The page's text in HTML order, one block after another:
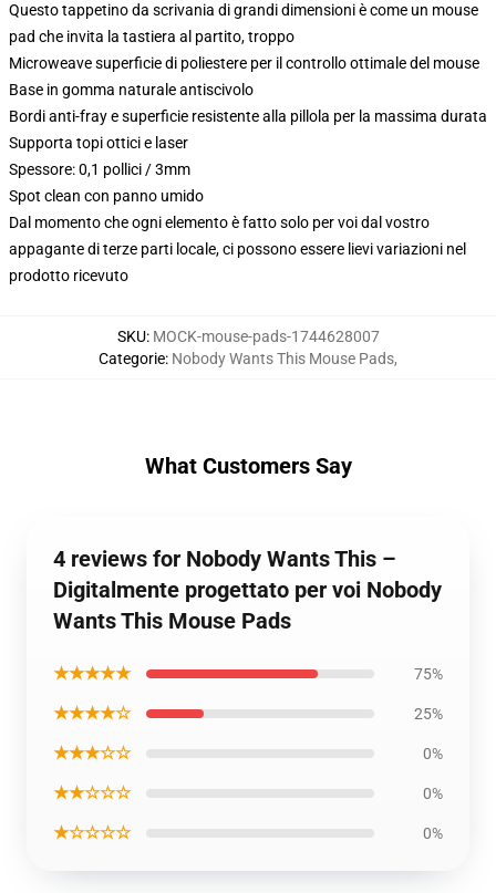
Questo tappetino da scrivania di grandi dimensioni è come un mouse
pad che invita la tastiera al partito, troppo
Microweave superficie di poliestere per il controllo ottimale del mouse
Base in gomma naturale antiscivolo
Bordi anti-fray e superficie resistente alla pillola per la massima durata
Supporta topi ottici e laser
Spessore: 0,1 pollici / 3mm
Spot clean con panno umido
Dal momento che ogni elemento è fatto solo per voi dal vostro
appagante di terze parti locale, ci possono essere lievi variazioni nel
prodotto ricevuto
SKU: MOCK-mouse-pads-1744628007
Categorie: Nobody Wants This Mouse Pads,
What Customers Say
4 reviews for Nobody Wants This –
Digitalmente progettato per voi Nobody
Wants This Mouse Pads
★★★★★ 75%
★★★★☆ 25%
★★★☆☆ 0%
★★☆☆☆ 0%
★☆☆☆☆ 0%